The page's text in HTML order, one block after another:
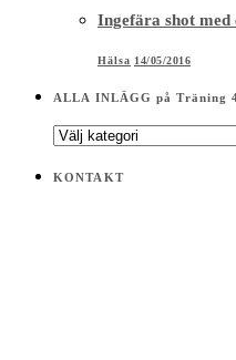
Ingefära shot med
Hälsa 14/05/2016
ALLA INLÄGG på Träning
ALLA
på
KONTAKT